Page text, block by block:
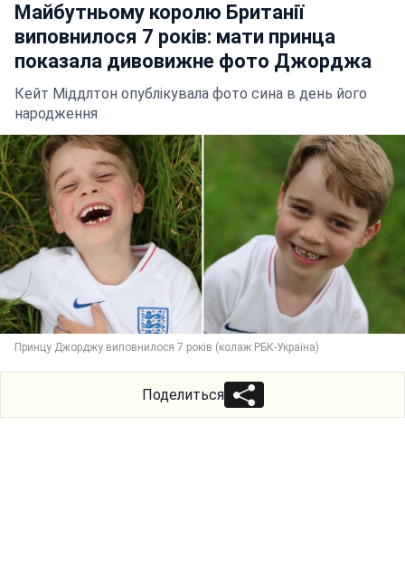
Майбутньому королю Британії
виповнилося 7 років: мати принца
показала дивовижне фото Джорджа
Кейт Міддлтон опублікувала фото сина в день його
народження
Принцу Джорджу виповнилося 7 років (колаж РБК-Україна)
Поделиться